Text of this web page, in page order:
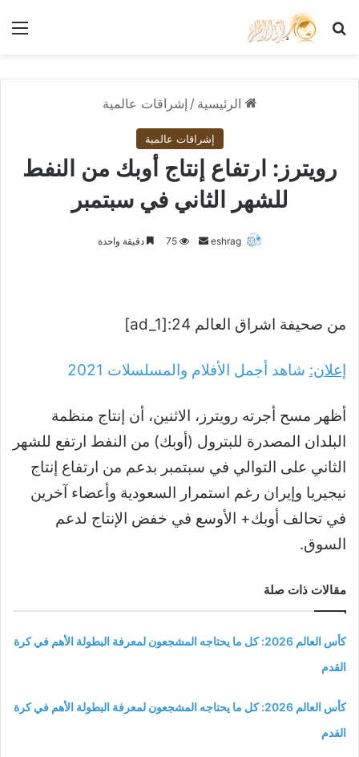
بحث عن
الرئيسية / إشراقات عالمية
إشراقات عالمية
رويترز: ارتفاع إنتاج أوبك من النفط
للشهر الثاني في سبتمبر
eshrag
أرسل75 دقيقة واحدة
من صحيفة اشراق العالم 24:[ad_1]
إعلان: شاهد أجمل الأفلام والمسلسلات 2021
أظهر مسح أجرته رويترز، الاثنين، أن إنتاج منظمة
البلدان المصدرة للبترول (أوبك) من النفط ارتفع للشهر
الثاني على التوالي في سبتمبر بدعم من ارتفاع إنتاج
نيجيريا وإيران رغم استمرار السعودية وأعضاء آخرين
في تحالف أوبك+ الأوسع في خفض الإنتاج لدعم
السوق.
مقالات ذات صلة
كأس العالم 2026: كل ما يحتاجه المشجعون لمعرفة البطولة الأهم في كرة
القدم
كأس العالم 2026: كل ما يحتاجه المشجعون لمعرفة البطولة الأهم في كرة
القدم